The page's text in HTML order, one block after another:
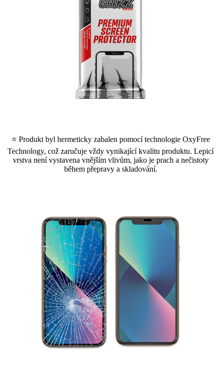
⭐ Produkt byl hermeticky zabalen pomocí technologie OxyFree
Technology, což zaručuje vždy vynikající kvalitu produktu. Lepicí
vrstva není vystavena vnějším vlivům, jako je prach a nečistoty
během přepravy a skladování.